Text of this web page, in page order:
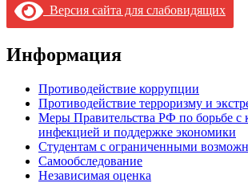
Версия сайта для слабовидящих
Информация
Противодействие коррупции
Противодействие терроризму и
Меры Правительства РФ по борьбе с
инфекцией и поддержке экономики
Студентам с ограниченными
Самообследование
Независимая оценка